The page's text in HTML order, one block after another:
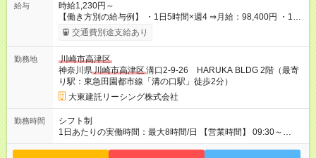
給与
時給1,230円～
【働き方別の給与例】 ・1日5時間×週4 ⇒月給：98,400円 ・1日
8時間×週5 ⇒月給：196,800円 ☆ライフスタイルに合わせて柔軟
に働けます！ 《昇給》 あり※会社業績による 《賞与》 年2回あ
月4万円) ●資格手当(宅地建物取引士：1万円/月) 【試用期間】試
用期間なし
交通費別途支給あり
勤務地
川崎市高津区
神奈川県川崎市高津区溝口2-9-26 HARUKA BLDG 2階（最寄
り駅：東急田園都市線「溝の口駅」徒歩2分）
大東建託リーシング株式会社
勤務時間
シフト制
1日あたりの実働時間：最大8時間/日 【営業時間】 09:30～
18:30 ★上記時間内で1日5時間～勤務OK ＼ライフスタイルに合